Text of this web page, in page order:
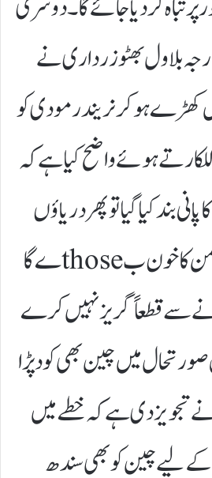
بلاول بھٹو زرداری نے
کھڑے ہو کر نریندر مودی کو
ہوئے واضح کیا ہے کہ
بند کیا گیا تو پھر دریاؤں
میں پانی نہیں بلکہ دشمن کا خون ب thoseے گا
سے قطعاً گریز نہیں کرے
میں چین بھی کود پڑا
تجویز دی ہے کہ خطے میں
کے لیے چین کو بھی سندھ